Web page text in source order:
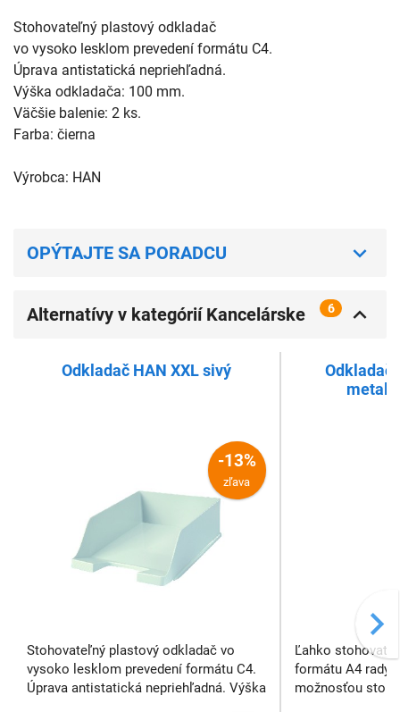
Stohovateľný plastový odkladač
vo vysoko lesklom prevedení formátu C4.
Úprava antistatická nepriehľadná.
Výška odkladača: 100 mm.
Väčšie balenie: 2 ks.
Farba: čierna
Výrobca: HAN
OPÝTAJTE SA PORADCU
Alternatívy v kategórií Kancelárske
6
Odkladač HAN XXL sivý
-13%
zľava
Stohovateľný plastový odkladač vo
vysoko lesklom prevedení formátu C4.
Úprava antistatická nepriehľadná. Výška
Odkladač
Ľahko
formátu A4 rady
možnosťou